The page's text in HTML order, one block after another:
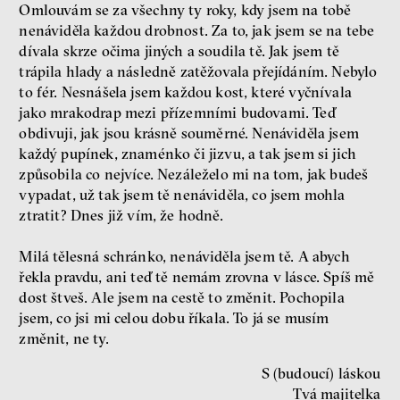
Fotogalerie IF 2025
Patricia Churchland
Omlouvám se za všechny ty roky, kdy jsem na tobě
nenáviděla každou drobnost. Za to, jak jsem se na tebe
dívala skrze očima jiných a soudila tě. Jak jsem tě
trápila hlady a následně zatěžovala přejídáním. Nebylo
to fér. Nesnášela jsem každou kost, které vyčnívala
jako mrakodrap mezi přízemními budovami. Teď
obdivuji, jak jsou krásně souměrné. Nenáviděla jsem
každý pupínek, znaménko či jizvu, a tak jsem si jich
způsobila co nejvíce. Nezáleželo mi na tom, jak budeš
vypadat, už tak jsem tě nenáviděla, co jsem mohla
ztratit? Dnes již vím, že hodně.
Milá tělesná schránko, nenáviděla jsem tě. A abych
řekla pravdu, ani teď tě nemám zrovna v lásce. Spíš mě
dost štveš. Ale jsem na cestě to změnit. Pochopila
jsem, co jsi mi celou dobu říkala. To já se musím
změnit, ne ty.
S (budoucí) láskou
Tvá majitelka